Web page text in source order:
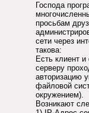
Господа
просьбам
сети через
такова:
Есть клиент
серверу
авторизацию
файловой
окружением).
Возникают